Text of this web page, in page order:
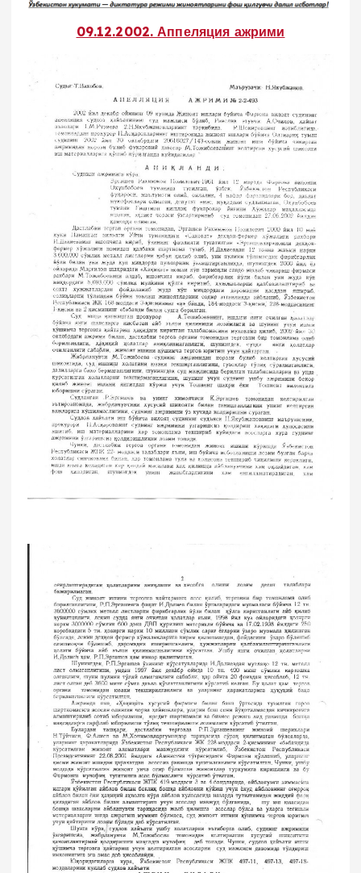
09.12.2002. Аппеляция ажрими